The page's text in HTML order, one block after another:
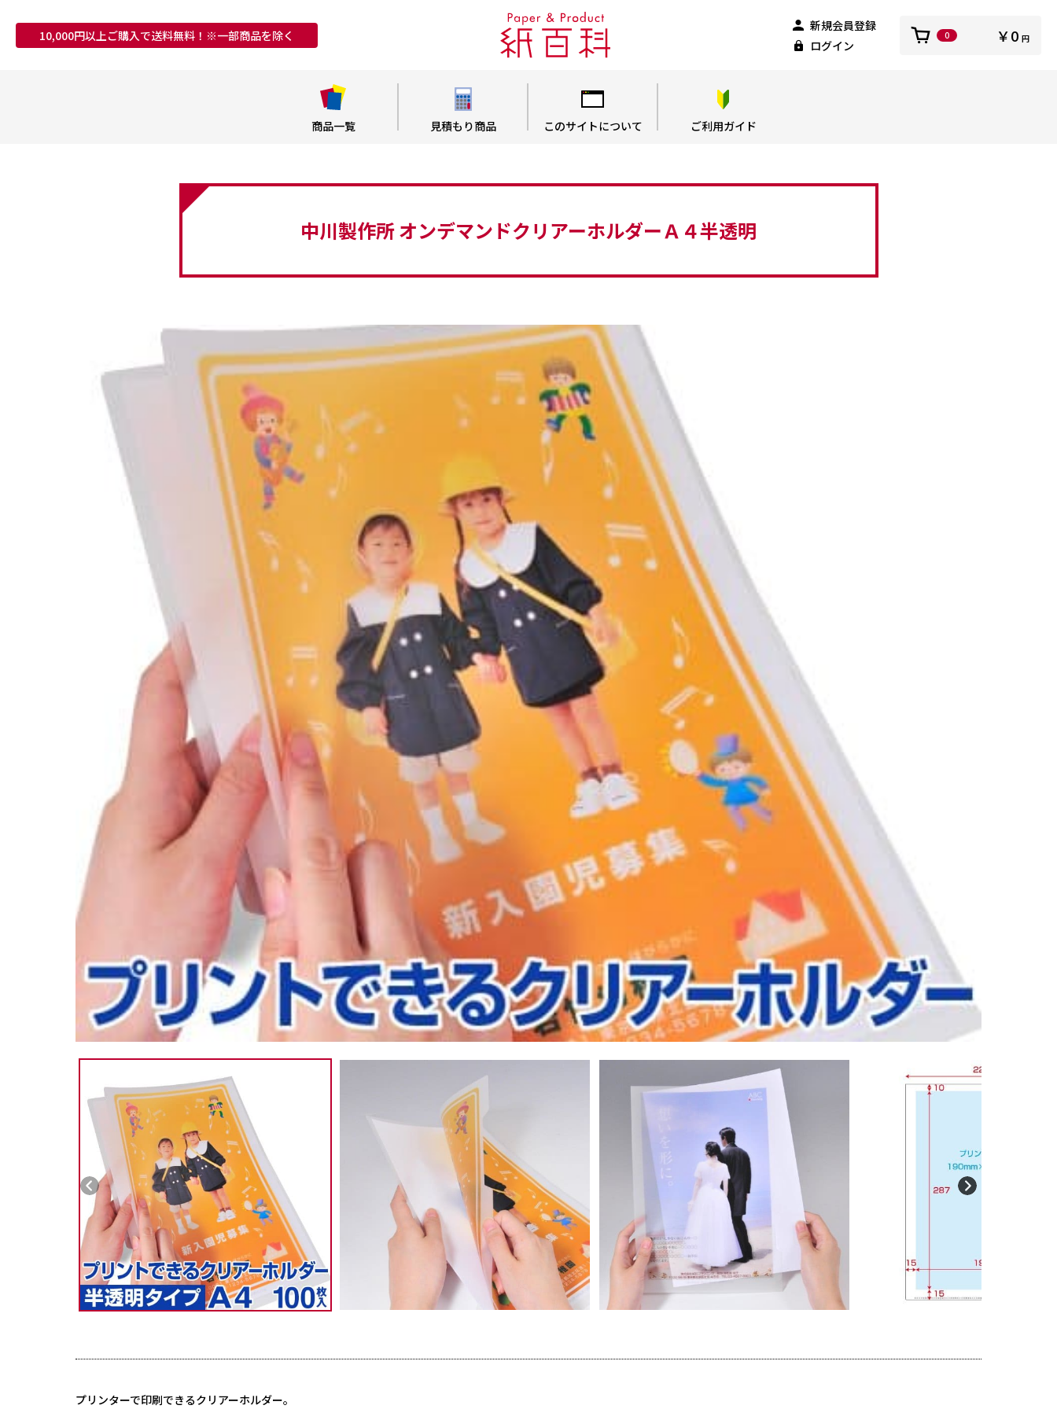
10,000円以上ご購入で送料無料！※一部商品を除く
新規会員登録
ログイン
0 ￥0 円
商品一覧 見積もり商品 このサイトについて ご利用ガイド
中川製作所 オンデマンドクリアーホルダーＡ４半透明
プリンターで印刷できるクリアーホルダー。